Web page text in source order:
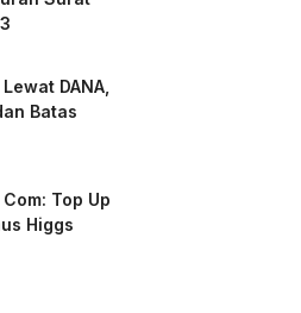
DANA,
Batas
Top Up
Higgs